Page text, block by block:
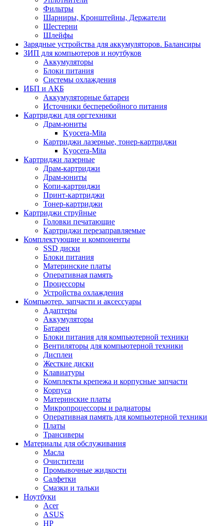
Фильтры
Шарниры, Кронштейны, Держатели
Шестерни
Шлейфы
Зарядные устройства для аккумуляторов. Балансиры
ЗИП для компьютеров и ноутбуков
Аккумуляторы
Блоки питания
Системы охлаждения
ИБП и АКБ
Аккумуляторные батареи
Источники бесперебойного питания
Картриджи для оргтехники
Драм-юниты
Kyocera-Mita
Картриджи лазерные, тонер-картриджи
Kyocera-Mita
Картриджи лазерные
Драм-картриджи
Драм-юниты
Копи-картриджи
Принт-картриджи
Тонер-картриджи
Картриджи струйные
Головки печатающие
Картриджи перезаправляемые
Комплектующие и компоненты
SSD диски
Блоки питания
Материнские платы
Оперативная память
Процессоры
Устройства охлаждения
Компьютер. запчасти и аксессуары
Адаптеры
Аккумуляторы
Батареи
Блоки питания для компьютерной техники
Вентиляторы для компьютерной техники
Дисплеи
Жесткие диски
Клавиатуры
Комплекты крепежа и корпусные запчасти
Корпуса
Материнские платы
Микропроцессоры и радиаторы
Оперативная память для компьютерной техники
Платы
Трансиверы
Материалы для обслуживания
Масла
Очистители
Промывочные жидкости
Салфетки
Смазки и тальки
Ноутбуки
Acer
ASUS
HP